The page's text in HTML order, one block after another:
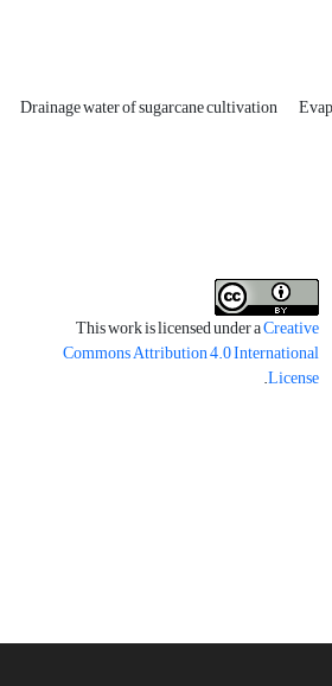
Drainage water of sugarcane cultivation
This work is licensed under aCreative
Commons Attribution 4.0 International
License
.